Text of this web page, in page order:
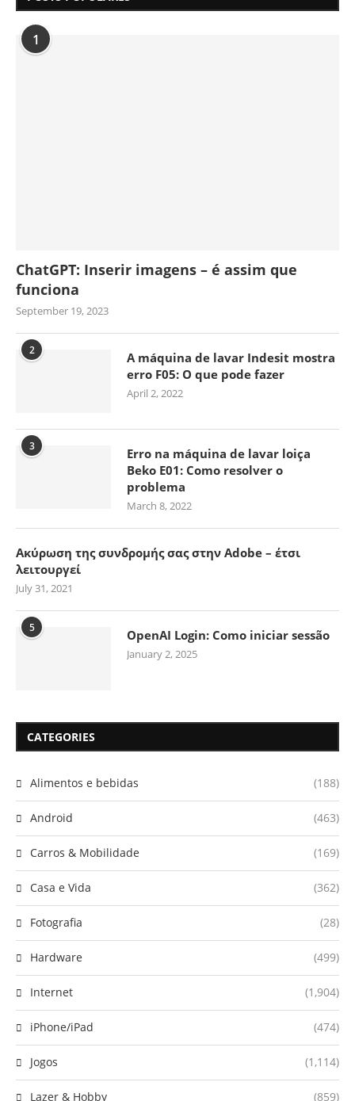
1
ChatGPT: Inserir imagens – é assim que
funciona
September 19, 2023
2
A máquina de lavar Indesit mostra
erro F05: O que pode fazer
April 2, 2022
3
Erro na máquina de lavar loiça
Beko E01: Como resolver o
problema
March 8, 2022
Ακύρωση της συνδρομής σας στην Adobe – έτσι
λειτουργεί
July 31, 2021
5 OpenAI Login: Como iniciar sessão
January 2, 2025
CATEGORIES
Alimentos e bebidas (188)
Android (463)
Carros & Mobilidade (169)
Casa e Vida (362)
Fotografia (28)
Hardware (499)
Internet (1,904)
iPhone/iPad (474)
Jogos (1,114)
Lazer & Hobby (859)